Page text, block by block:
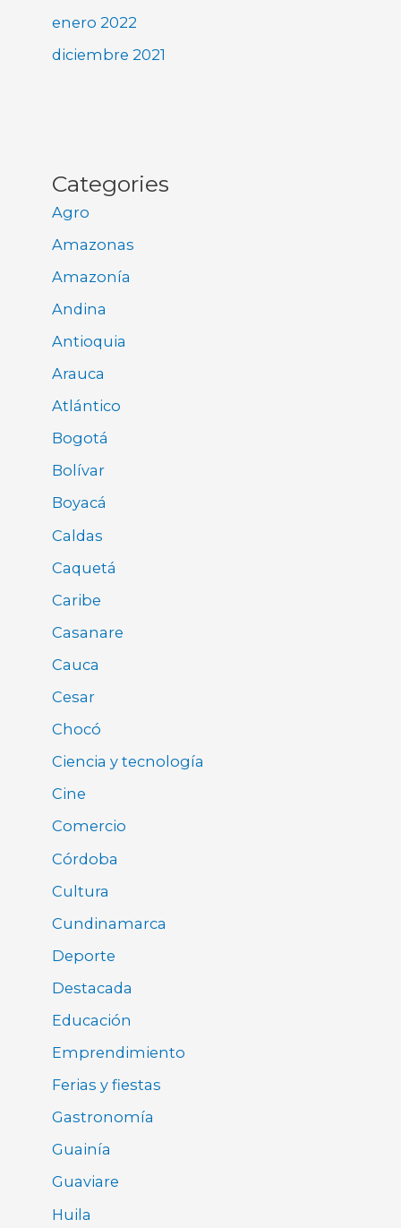
enero 2022
diciembre 2021
Categories
Agro
Amazonas
Amazonía
Andina
Antioquia
Arauca
Atlántico
Bogotá
Bolívar
Boyacá
Caldas
Caquetá
Caribe
Casanare
Cauca
Cesar
Chocó
Ciencia y tecnología
Cine
Comercio
Córdoba
Cultura
Cundinamarca
Deporte
Destacada
Educación
Emprendimiento
Ferias y fiestas
Gastronomía
Guainía
Guaviare
Huila